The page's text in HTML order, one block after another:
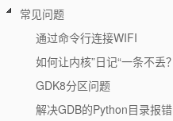
常见问题
通过命令行连接WIFI
如何让内核”日记“一条不丢？
GDK8分区问题
解决GDB的Python目录报错